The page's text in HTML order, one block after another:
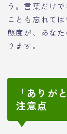
う。言葉だけ
ことも忘れて
態度が、あな
ります。
「ありが
注意点